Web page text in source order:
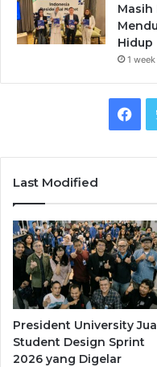
Masih
Hidup
1
Last Modified
President University
Student Design Sprint
2026 yang Digelar